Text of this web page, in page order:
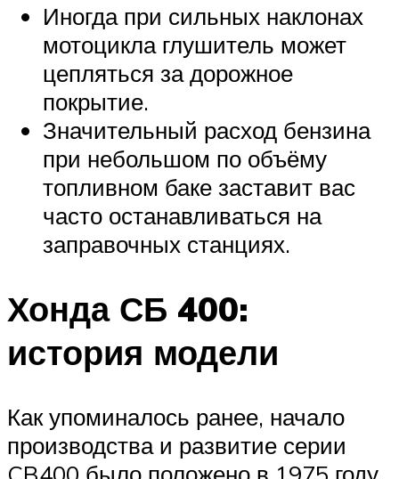
Иногда при сильных наклонах
мотоцикла глушитель может
цепляться за дорожное
покрытие.
Значительный расход бензина
при небольшом по объёму
топливном баке заставит вас
часто останавливаться на
заправочных станциях.
Хонда СБ 400:
история модели
Как упоминалось ранее, начало
производства и развитие серии